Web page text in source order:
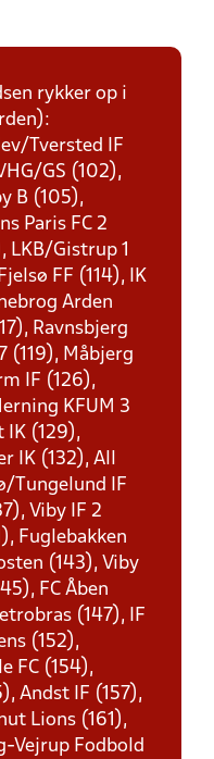
rykker op i
Tversted IF
GS (102),
B (105),
Paris FC 2
LKB/Gistrup 1
FF (114), IK
Arden
Ravnsbjerg
(119), Måbjerg
IF (126),
KFUM 3
IK (129),
IK (132), All
Tungelund IF
Viby IF 2
Fuglebakken
(143), Viby
FC Åben
(147), IF
(152),
FC (154),
Andst IF (157),
Lions (161),
Vejrup Fodbold